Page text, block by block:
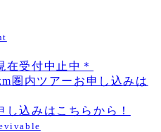
在受付中止中＊
圏内ツアーお申し込みは
し込みはこちらから！